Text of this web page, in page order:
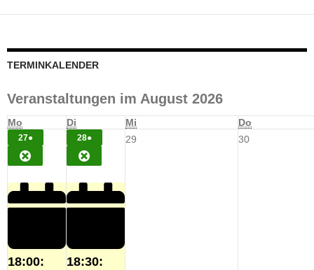
TERMINKALENDER
Veranstaltungen im August 2026
Mo Di Mi Do
2727.
JULI
2026
●(1
VERANSTALTUNG)
18:00:
2828.
JULI
2026
●(1
VERANSTALTUNG)
18:30:
29 3030.